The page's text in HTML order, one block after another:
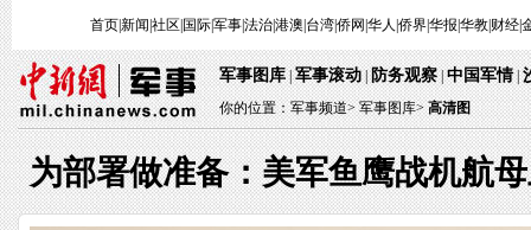
首页|新闻 社区 国际|军事|法治|港澳 台湾|侨网 华人 侨界|华报 华教| 财经|
军事图库|军事滚动|防务观察|中国军情|
你的位置：军事频道>军事图库> 高清图
为部署做准备：美军鱼鹰战机航